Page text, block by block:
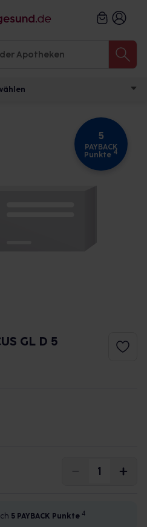
5
PAYBACK
Punkte 4
GL D 5
5 PAYBACK Punkte 4